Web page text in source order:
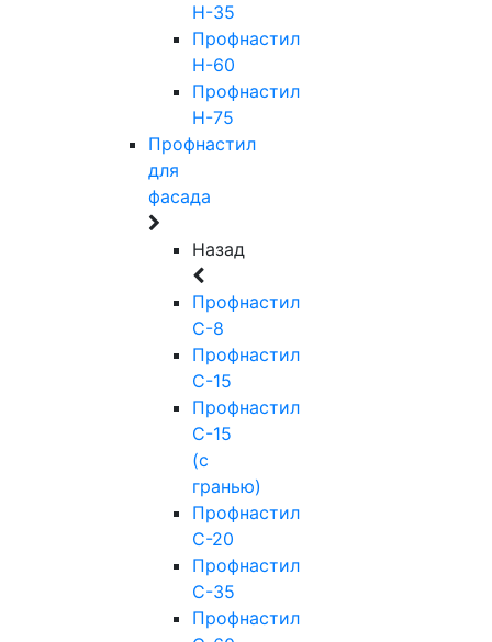
Н-35
Профнастил
Н-60
Профнастил
Н-75
Профнастил
для
фасада
Назад
Профнастил
С-8
Профнастил
С-15
Профнастил
С-15
(с
гранью)
Профнастил
С-20
Профнастил
С-35
Профнастил